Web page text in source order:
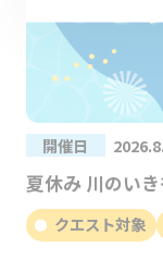
開催日
夏休み 川のい
クエスト対象